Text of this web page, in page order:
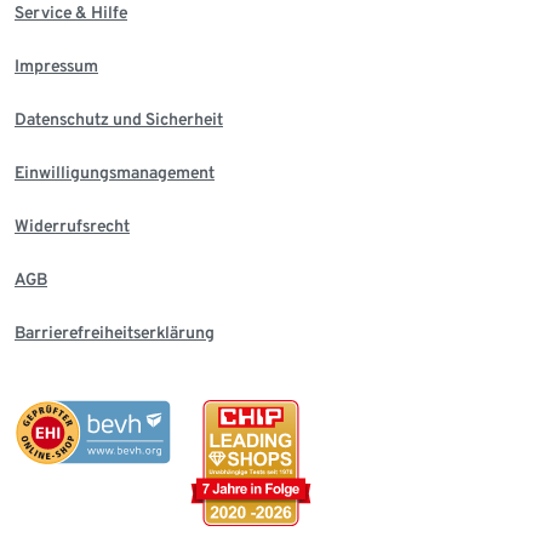
Service & Hilfe
Impressum
Datenschutz und Sicherheit
Einwilligungsmanagement
Widerrufsrecht
AGB
Barrierefreiheitserklärung